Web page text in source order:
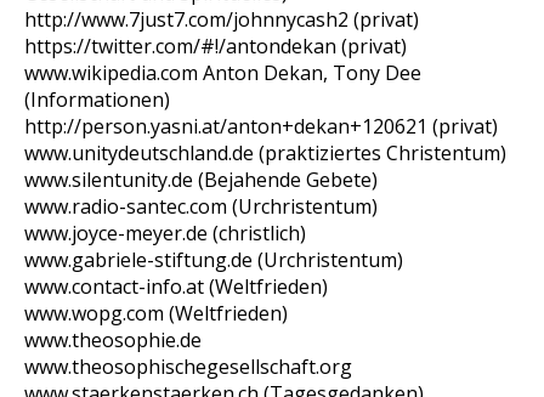
http://www.7just7.com/johnnycash2 (privat)
https://twitter.com/#!/antondekan (privat)
www.wikipedia.com Anton Dekan, Tony Dee
(Informationen)
http://person.yasni.at/anton+dekan+120621 (privat)
www.unitydeutschland.de (praktiziertes Christentum)
www.silentunity.de (Bejahende Gebete)
www.radio-santec.com (Urchristentum)
www.joyce-meyer.de (christlich)
www.gabriele-stiftung.de (Urchristentum)
www.contact-info.at (Weltfrieden)
www.wopg.com (Weltfrieden)
www.theosophie.de
www.theosophischegesellschaft.org